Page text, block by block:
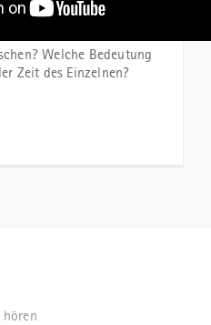
Welche Bedeutung
Zeit des Einzelnen?
hören